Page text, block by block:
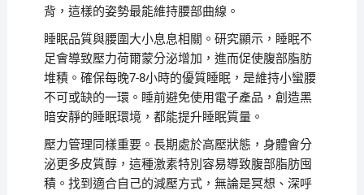
背，這樣的姿勢最能維持腰部曲線。
睡眠品質與腰圍大小息息相關。研究顯示，睡眠不
足會導致壓力荷爾蒙分泌增加，進而促使腹部脂肪
堆積。確保每晚7-8小時的優質睡眠，是維持小蠻腰
不可或缺的一環。睡前避免使用電子產品，創造黑
暗安靜的睡眠環境，都能提升睡眠質量。
壓力管理同樣重要。長期處於高壓狀態，身體會分
泌更多皮質醇，這種激素特別容易導致腹部脂肪囤
積。找到適合自己的減壓方式，無論是冥想、深呼